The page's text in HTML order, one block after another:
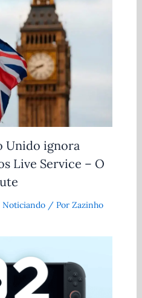
Unido ignora
Live Service – O
Noticiando/ Por Zazinho